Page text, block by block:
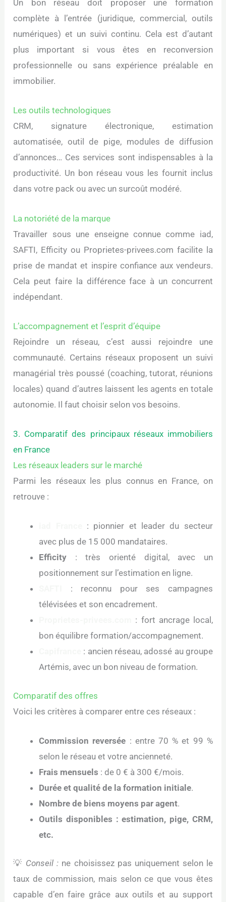
Un bon réseau doit proposer une formation
complète à l’entrée (juridique, commercial, outils
numériques) et un suivi continu. Cela est d’autant
plus important si vous êtes en reconversion
professionnelle ou sans expérience préalable en
immobilier.
Les outils technologiques
CRM, signature électronique, estimation
automatisée, outil de pige, modules de diffusion
d’annonces… Ces services sont indispensables à la
productivité. Un bon réseau vous les fournit inclus
dans votre pack ou avec un surcoût modéré.
La notoriété de la marque
Travailler sous une enseigne connue comme iad,
SAFTI, Efficity ou Proprietes-privees.com facilite la
prise de mandat et inspire confiance aux vendeurs.
Cela peut faire la différence face à un concurrent
indépendant.
L’accompagnement et l’esprit d’équipe
Rejoindre un réseau, c’est aussi rejoindre une
communauté. Certains réseaux proposent un suivi
managérial très poussé (coaching, tutorat, réunions
locales) quand d’autres laissent les agents en totale
autonomie. Il faut choisir selon vos besoins.
3. Comparatif des principaux réseaux immobiliers
en France
Les réseaux leaders sur le marché
Parmi les réseaux les plus connus en France, on
retrouve :
: pionnier et leader du secteur
avec plus de 15 000 mandataires.
Efficity : très orienté digital, avec un
positionnement sur l’estimation en ligne.
: reconnu pour ses campagnes
télévisées et son encadrement.
: fort ancrage local,
bon équilibre formation/accompagnement.
: ancien réseau, adossé au groupe
Artémis, avec un bon niveau de formation.
Comparatif des offres
Voici les critères à comparer entre ces réseaux :
Commission reversée : entre 70 % et 99 %
selon le réseau et votre ancienneté.
Frais mensuels : de 0 € à 300 €/mois.
Durée et qualité de la formation initiale.
Nombre de biens moyens par agent.
Outils disponibles : estimation, pige, CRM,
etc.
💡 Conseil : ne choisissez pas uniquement selon le
taux de commission, mais selon ce que vous êtes
capable d’en faire grâce aux outils et au support